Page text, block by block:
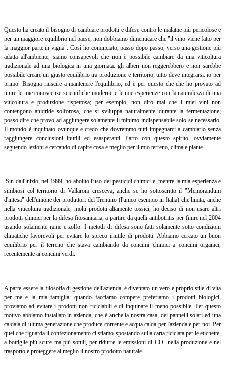
Questo ha creato il bisogno di cambiare prodotti e difese contro le malattie più pericolose e
per un maggiore equilibrio nel paese, non dobbiamo dimenticare che "il vino viene fatto per
la maggior parte in vigna". Così ho cominciato, passo dopo passo, verso una gestione più
adatta all'ambiente, siamo consapevoli che non è possibile cambiare da una viticoltura
tradizionale ad una biologica in una giornata: gli alberi non reggerebbero e non sarebbe
possibile creare un giusto equilibrio tra produzione e territorio; tutto deve integrarsi: io per
primo. Bisogna riuscire a mantenere l'equilibrio, ed è per questo che che ho provato ad
unire le mie conoscenze scientifiche moderne e le mie esperienze con la naturalezza di una
viticoltura e produzione rispettosa; per esempio, non dirò mai che i miei vini non
contengono anidride solforosa, che si sviluppa naturalmente durante la fermentazione;
posso dire che provo ad aggiungere solamente il minimo indispensabile solo se necessario.
Il mondo è inquinato ovunque e credo che dovremmo tutti impegnarci a cambiarlo senza
raggiungere conclusioni inutili ed esasperanti. Parto con questo spirito, ovviamente
seguendo lezioni e cercando di capire cosa è meglio per il mio terreno, clima e piante.
Sin dall'inizio, nel 1999, ho abolito l'uso dei pesticidi chimici e, mentre la mia esperienza e
simbiosi col territorio di Vallarom cresceva, anche se ho sottoscritto il "Memorandum
d'intesa" dell'unione dei produttori del Trentino (l'unico esempio in Italia) che limita, anche
nella viticoltura tradizionale, molti prodotti altamente tossici, ho deciso di non usare altri
prodotti chimici per la difesa fitosanitaria, a partire da quelli antibotritis per finire nel 2004
usando solamente rame e zolfo. I metodi di difesa sono fatti solamente sotto condizioni
climatiche favorevoli per evitare lo spreco inutile di prodotti. Abbiamo cercato un buon
equilibrio per il terreno che stava cambiando da concimi chimici a concimi organici,
recentemente ai concimi verdi.
A parte essere la filosofia di gestione dell'azienda, è diventato un vero e proprio stile di vita
per me e la mia famiglia: quando facciamo compere preferiamo i prodotti biologici,
proviamo ad evitare i prodotti non riciclabili e di inquinare il meno possibile. Per questo
motivo abbiamo installato in azienda, che è anche la nostra casa, dei pannelli solari ed una
caldaia di ultima generazione che produce corrente e acqua calda per l'azienda e per noi. Per
quel che riguarda il confezionamento ci stiamo spostando sulla carta riciclata per le etichette,
a bottiglie più scure ma più sottili, per ridurre le emissioni di CO" nella produzione e nel
trasporto e proteggere al meglio il nostro prodotto naturale.